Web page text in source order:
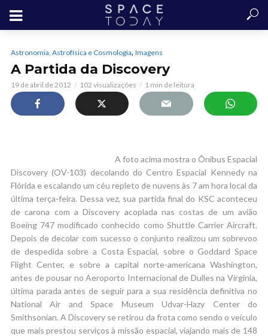
Astronomia, Astrofísica e Cosmologia, Imagens
A Partida da Discovery
19 de abril de 2012 102 visualizações 1 min de leitura
A foto acima mostra o Ônibus Espacial
Discovery (OV-103) decolando do Centro Espacial Kennedy na
Flórida e escalando um céu repleto de nuvens às 7 am hora local da
última terça-feira. Dessa vez, sua partida final do KSC aconteceu
de carona com a Discovery acoplada nas costas de um avião
Boeing 747 modificado conhecido como Shuttle Carrier Aircraft.
Depois de decolar com sucesso o conjunto realizou um sobrevoo
de despedida sobre a Costa Espacial, sobre o Goddard Space
Flight Center, e sobre a capital norte-americana Washington,
antes de pousar no Aeroporto Internacional de Dulles na Virginia,
última parada antes de seguir para a sua residência definitiva no
National Air and Space Museum Udvar-Hazy Center do
Smithsonian. A Discovery se retirou da frota como sendo o veículo
que mais prestou serviços à missão espacial, viajando mais de 148